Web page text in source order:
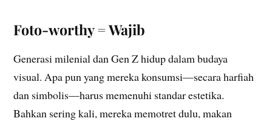
Foto-worthy = Wajib
Generasi milenial dan Gen Z hidup dalam budaya
visual. Apa pun yang mereka konsumsi—secara harfiah
dan simbolis—harus memenuhi standar estetika.
Bahkan sering kali, mereka memotret dulu, makan